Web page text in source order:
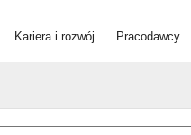
Kariera i rozwój Pracodawcy